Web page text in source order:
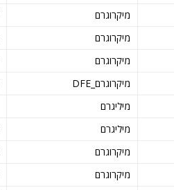
מיקרוגרם
מיקרוגרם
מיקרוגרם
מיקרוגרם_DFE
מיליגרם
מיליגרם
מיקרוגרם
מיקרוגרם